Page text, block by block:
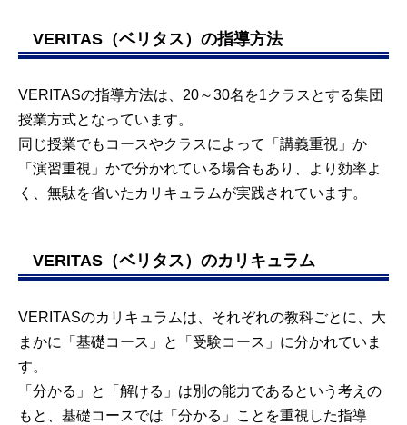
VERITAS（ベリタス）の指導方法
VERITASの指導方法は、20～30名を1クラスとする集団
授業方式となっています。
同じ授業でもコースやクラスによって「講義重視」か
「演習重視」かで分かれている場合もあり、より効率よ
く、無駄を省いたカリキュラムが実践されています。
VERITAS（ベリタス）のカリキュラム
VERITASのカリキュラムは、それぞれの教科ごとに、大
まかに「基礎コース」と「受験コース」に分かれていま
す。
「分かる」と「解ける」は別の能力であるという考えの
もと、基礎コースでは「分かる」ことを重視した指導